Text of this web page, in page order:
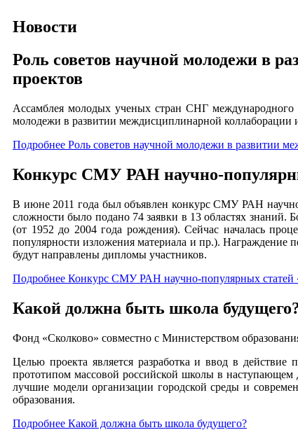
Новости
Роль советов научной молодежи в
проектов
Ассамблея молодых ученых стран СНГ международного
молодежи в развитии междисциплинарной
Подробнее Роль советов научной молодежи в развитии
Конкурс СМУ РАН научно-
В июне 2011 года был объявлен конкурс СМУ РАН
сложности было подано 74 заявки в 13 областях знаний.
(от 1952 до 2004 года рождения). Сейчас началась
популярности изложения материала и пр.). Награждение
будут направлены дипломы участников.
Подробнее Конкурс СМУ РАН научно-популярных статей
Какой должна быть школа
Фонд «Сколково» совместно с Министерством
Целью проекта является разработка и ввод в
прототипом массовой российской школы в наступающем
лучшие модели организации городской среды и
образования.
Подробнее Какой должна быть школа будущего?